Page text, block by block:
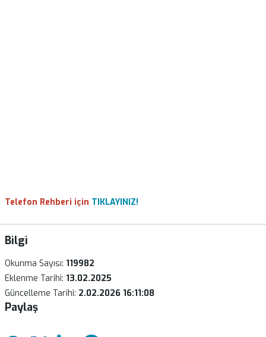
Telefon Rehberi için TIKLAYINIZ!
Bilgi
Okunma Sayısı: 119982
Eklenme Tarihi: 13.02.2025
Güncelleme Tarihi: 2.02.2026 16:11:08
Paylaş